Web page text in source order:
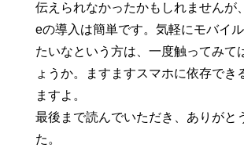
伝えられなかったかもしれませんが
eの導入は簡単です。気軽にモバイ
たいなという方は、一度触ってみて
ょうか。ますますスマホに依存でき
ますよ。
最後まで読んでいただき、ありがと
た。